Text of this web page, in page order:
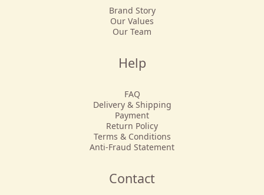
Brand Story
Our Values
Our Team
Help
FAQ
Delivery & Shipping
Payment
Return Policy
Terms & Conditions
Anti-Fraud Statement
Contact